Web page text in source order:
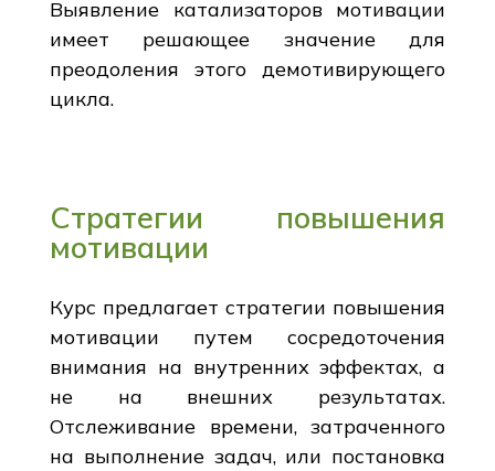
Выявление катализаторов мотивации
имеет решающее значение для
преодоления этого демотивирующего
цикла.
Стратегии повышения
мотивации
Курс предлагает стратегии повышения
мотивации путем сосредоточения
внимания на внутренних эффектах, а
не на внешних результатах.
Отслеживание времени, затраченного
на выполнение задач, или постановка